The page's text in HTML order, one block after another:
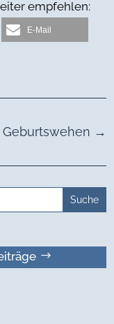
empfehlen:
E-Mail
Geburtswehen →